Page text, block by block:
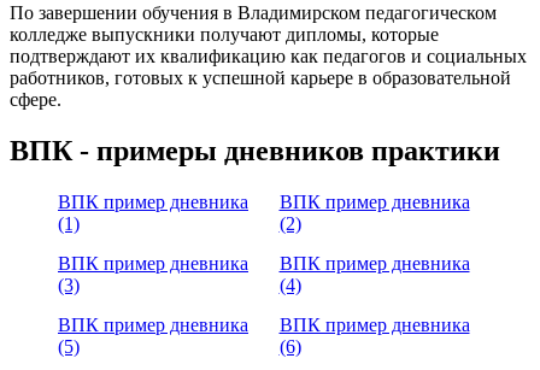
По завершении обучения в Владимирском педагогическом
колледже выпускники получают дипломы, которые
подтверждают их квалификацию как педагогов и социальных
работников, готовых к успешной карьере в образовательной
сфере.
ВПК - примеры дневников практики
ВПК пример дневника
(1)
ВПК пример дневника
(2)
ВПК пример дневника
(3)
ВПК пример дневника
(4)
ВПК пример дневника
(5)
ВПК пример дневника
(6)